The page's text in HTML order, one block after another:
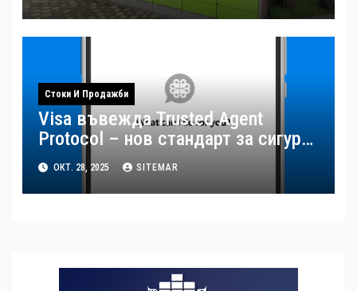
Стоки И Продажби
Visa въвежда Trusted Agent
Protocol – нов стандарт за сигурна
AI търговия
ОКТ. 28, 2025 SITEMAR